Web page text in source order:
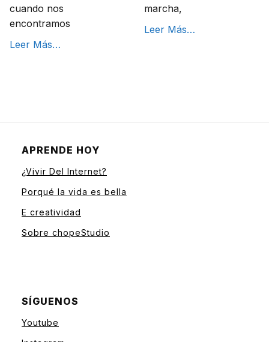
cuando nos
encontramos
Leer Más…
marcha,
Leer Más…
APRENDE HOY
¿Vivir Del Internet?
Porqué la vida es bella
E creatividad
Sobre chopeStudio
SÍGUENOS
Youtube